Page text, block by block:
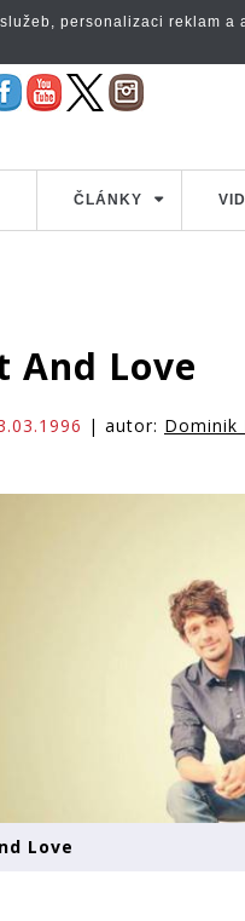
ČLÁNKY
And Love
| autor: Dominik
Love
personalizaci reklam